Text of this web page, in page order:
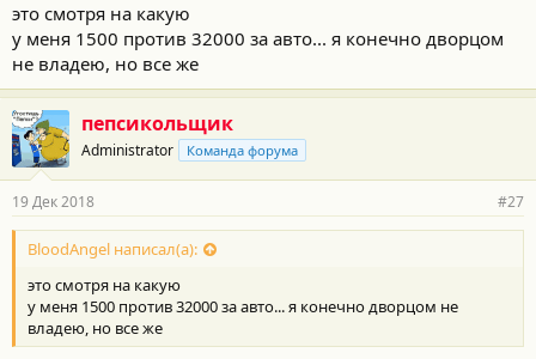
это смотря на какую
у меня 1500 против 32000 за авто... я конечно дворцом
не владею, но все же
пепсикольщик
Administrator Команда форума
19 Дек 2018 #27
BloodAngel написал(а):
это смотря на какую
у меня 1500 против 32000 за авто... я конечно дворцом не
владею, но все же